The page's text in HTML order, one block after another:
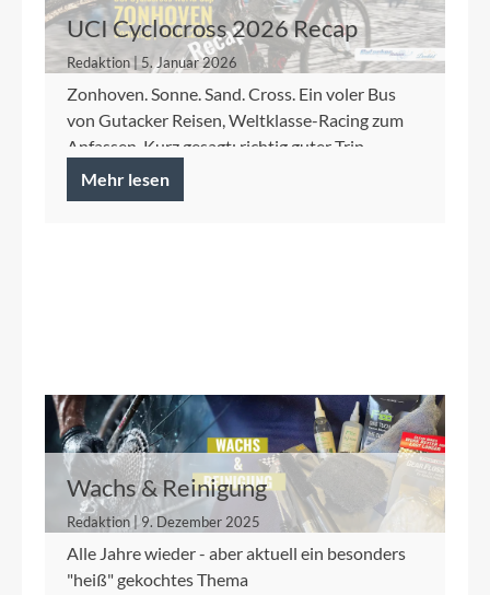
UCI Cyclocross 2026 Recap
Redaktion | 5. Januar 2026
Zonhoven. Sonne. Sand. Cross. Ein voler Bus
von Gutacker Reisen, Weltklasse-Racing zum
Anfassen. Kurz gesagt: richtig guter Trip.
Mehr lesen
Wachs & Reinigung
Redaktion | 9. Dezember 2025
Alle Jahre wieder - aber aktuell ein besonders
"heiß" gekochtes Thema